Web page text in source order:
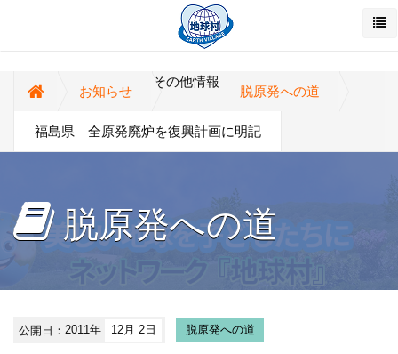
お知らせ
その他情報
脱原発への道
福島県 全原発廃炉を復興計画に明記
脱原発への道
公開日：2011年 12月 2日 脱原発への道